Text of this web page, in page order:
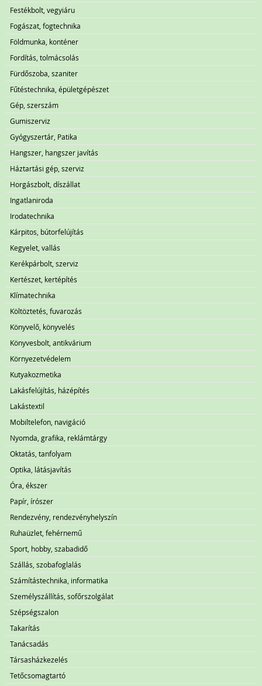
Festékbolt, vegyiáru
Fogászat, fogtechnika
Földmunka, konténer
Fordítás, tolmácsolás
Fürdőszoba, szaniter
Fűtéstechnika, épületgépészet
Gép, szerszám
Gumiszerviz
Gyógyszertár, Patika
Hangszer, hangszer javítás
Háztartási gép, szerviz
Horgászbolt, díszállat
Ingatlaniroda
Irodatechnika
Kárpitos, bútorfelújítás
Kegyelet, vallás
Kerékpárbolt, szerviz
Kertészet, kertépítés
Klímatechnika
Költöztetés, fuvarozás
Könyvelő, könyvelés
Könyvesbolt, antikvárium
Környezetvédelem
Kutyakozmetika
Lakásfelújítás, házépítés
Lakástextil
Mobiltelefon, navigáció
Nyomda, grafika, reklámtárgy
Oktatás, tanfolyam
Optika, látásjavítás
Óra, ékszer
Papír, írószer
Rendezvény, rendezvényhelyszín
Ruhaüzlet, fehérnemű
Sport, hobby, szabadidő
Szállás, szobafoglalás
Számítástechnika, informatika
Személyszállítás, sofőrszolgálat
Szépségszalon
Takarítás
Tanácsadás
Társasházkezelés
Tetőcsomagtartó